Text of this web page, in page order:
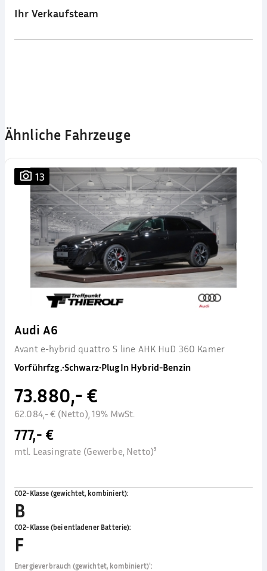
Ihr Verkaufsteam
Ähnliche Fahrzeuge
13
Audi A6
Avant e-hybrid quattro S line AHK HuD 360 Kamer
Vorführfzg.•Schwarz•PlugIn Hybrid-Benzin
73.880,- €
62.084,- € (Netto), 19% MwSt.
777,- €
mtl. Leasingrate (Gewerbe, Netto)³
CO2-Klasse (gewichtet, kombiniert):
B
CO2-Klasse (bei entladener Batterie):
F
Energieverbrauch (gewichtet, kombiniert)¹: